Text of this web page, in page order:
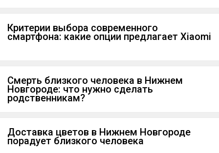
Критерии выбора современного
смартфона: какие опции предлагает Xiaomi
Смерть близкого человека в Нижнем
Новгороде: что нужно сделать
родственникам?
Доставка цветов в Нижнем Новгороде
порадует близкого человека